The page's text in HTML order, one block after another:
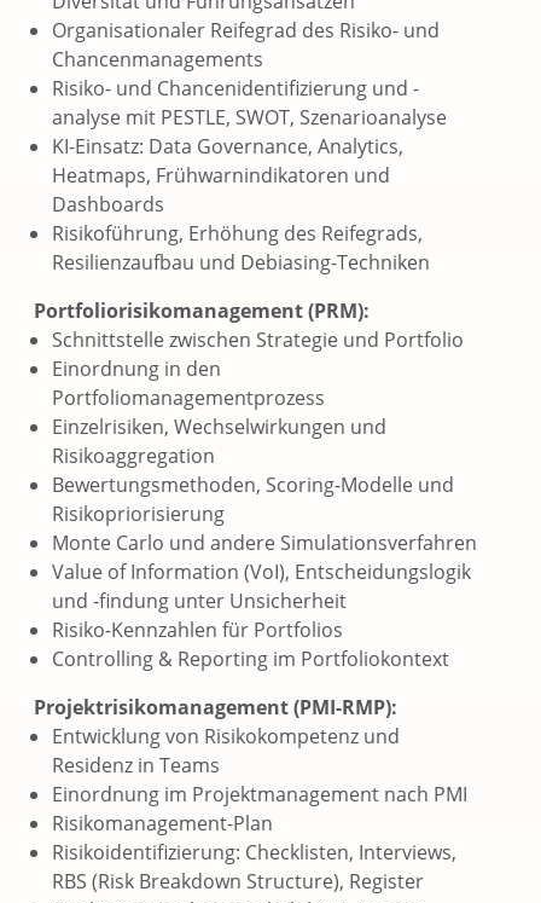
Organisationaler Reifegrad des Risiko- und
Chancenmanagements
Risiko- und Chancenidentifizierung und -
analyse mit PESTLE, SWOT, Szenarioanalyse
KI-Einsatz: Data Governance, Analytics,
Heatmaps, Frühwarnindikatoren und
Dashboards
Risikoführung, Erhöhung des Reifegrads,
Resilienzaufbau und Debiasing-Techniken
Portfoliorisikomanagement (PRM):
Schnittstelle zwischen Strategie und Portfolio
Einordnung in den
Portfoliomanagementprozess
Einzelrisiken, Wechselwirkungen und
Risikoaggregation
Bewertungsmethoden, Scoring-Modelle und
Risikopriorisierung
Monte Carlo und andere Simulationsverfahren
Value of Information (VoI), Entscheidungslogik
und -findung unter Unsicherheit
Risiko-Kennzahlen für Portfolios
Controlling & Reporting im Portfoliokontext
Projektrisikomanagement (PMI-RMP):
Entwicklung von Risikokompetenz und
Residenz in Teams
Einordnung im Projektmanagement nach PMI
Risikomanagement-Plan
Risikoidentifizierung: Checklisten, Interviews,
RBS (Risk Breakdown Structure), Register